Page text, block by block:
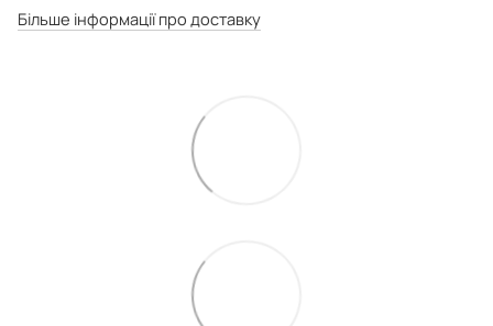
Більше інформації про доставку